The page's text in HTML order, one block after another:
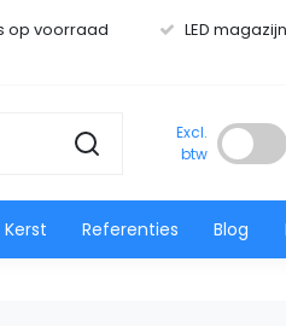
op voorraad LED
Excl.
btw
Kerst Referenties Blog